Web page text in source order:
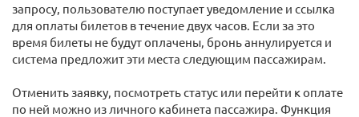
запросу, пользователю поступает уведомление и ссылка
для оплаты билетов в течение двух часов. Если за это
время билеты не будут оплачены, бронь аннулируется и
система предложит эти места следующим пассажирам.
Отменить заявку, посмотреть статус или перейти к оплате
по ней можно из личного кабинета пассажира. Функция